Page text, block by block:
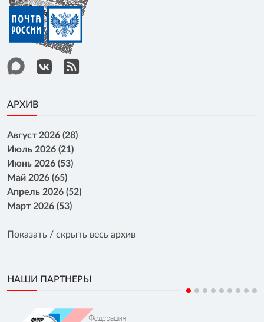
АРХИВ
Август 2026 (28)
Июль 2026 (21)
Июнь 2026 (53)
Май 2026 (65)
Апрель 2026 (52)
Март 2026 (53)
Показать / скрыть весь архив
НАШИ ПАРТНЕРЫ